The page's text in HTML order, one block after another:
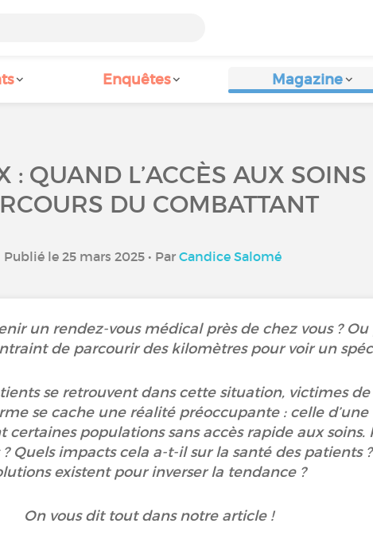
Enquêtes Magazine
: QUAND L’ACCÈS AUX
DU COMBATTANT
Publié le 25 mars 2025 • Par Candice Salomé
un rendez-vous médical près de chez vous ?
de parcourir des kilomètres pour voir un
se retrouvent dans cette situation, victimes de
se cache une réalité préoccupante : celle
certaines populations sans accès rapide aux
Quels impacts cela a-t-il sur la santé des patients
existent pour inverser la tendance ?
On vous dit tout dans notre article !